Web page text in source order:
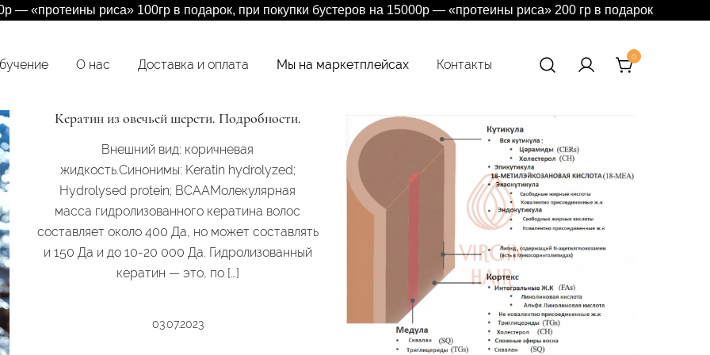
— «протеины риса» 100гр в подарок, при покупки бустеров на 15000р — «протеины риса» 200 гр в подарок
волос
О нас Доставка и оплата Мы на маркетплейсах Контакты
0
Кератин из овечьей шерсти. Подробности.
Внешний вид: коричневая
жидкость.Синонимы: Keratin hydrolyzed;
Hydrolysed protein; BCAAМолекулярная
масса гидролизованного кератина волос
составляет около 400 Да, но может составлять
и 150 Да и до 10-20 000 Да. Гидролизованный
кератин — это, по […]
03.07.2023